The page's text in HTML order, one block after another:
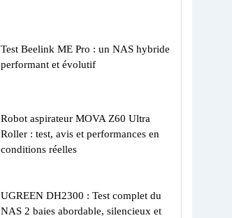
Test Beelink ME Pro : un NAS hybride
performant et évolutif
Robot aspirateur MOVA Z60 Ultra
Roller : test, avis et performances en
conditions réelles
UGREEN DH2300 : Test complet du
NAS 2 baies abordable, silencieux et